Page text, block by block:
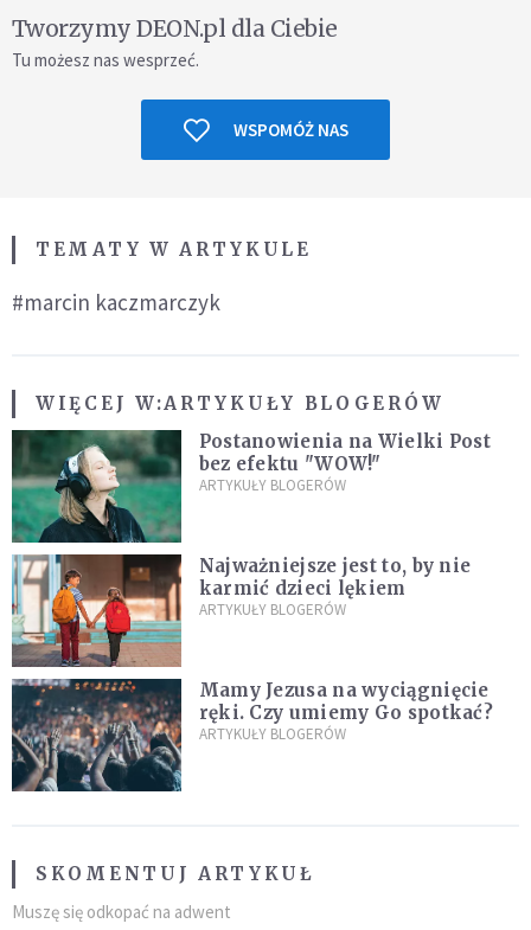
Tworzymy DEON.pl dla Ciebie
Tu możesz nas wesprzeć.
WSPOMÓŻ NAS
TEMATY W ARTYKULE
#marcin kaczmarczyk
WIĘCEJ W:ARTYKUŁY BLOGERÓW
Postanowienia na Wielki Post
bez efektu "WOW!"
ARTYKUŁY BLOGERÓW
Najważniejsze jest to, by nie
karmić dzieci lękiem
ARTYKUŁY BLOGERÓW
Mamy Jezusa na wyciągnięcie
ręki. Czy umiemy Go spotkać?
ARTYKUŁY BLOGERÓW
SKOMENTUJ ARTYKUŁ
Muszę się odkopać na adwent